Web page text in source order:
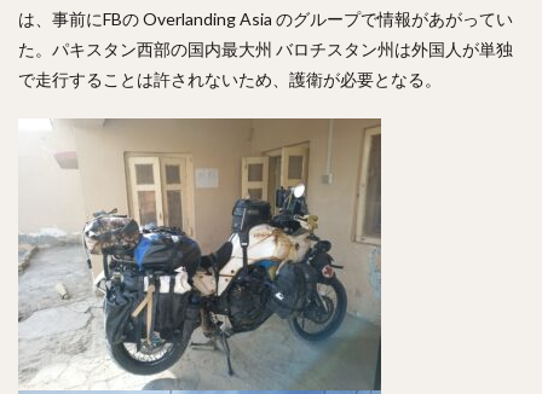
は、事前にFBの Overlanding Asia のグループで情報があがってい
た。パキスタン西部の国内最大州 バロチスタン州は外国人が単独
で走行することは許されないため、護衛が必要となる。